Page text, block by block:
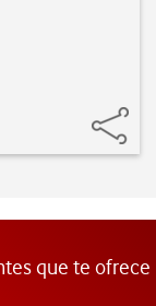
que te ofrece